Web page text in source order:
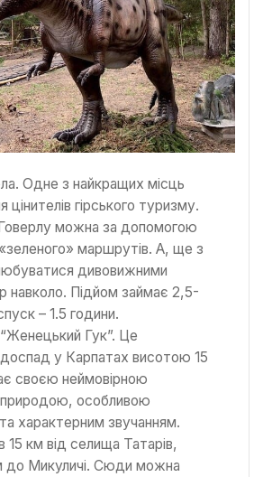
Одне з найкращих місць
цінителів гірського туризму.
можна за допомогою
маршрутів. А, ще з
дивовижними
навколо. Підйом займає 2,5-
– 1.5 години.
Гук”. Це
у Карпатах висотою 15
своєю неймовірною
особливою
характерним звучанням.
15 км від селища Татарів,
до Микуличі. Сюди можна